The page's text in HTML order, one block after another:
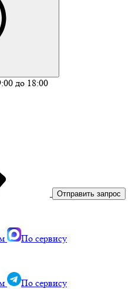
до 18:00
Отправить запрос
По сервису
По сервису